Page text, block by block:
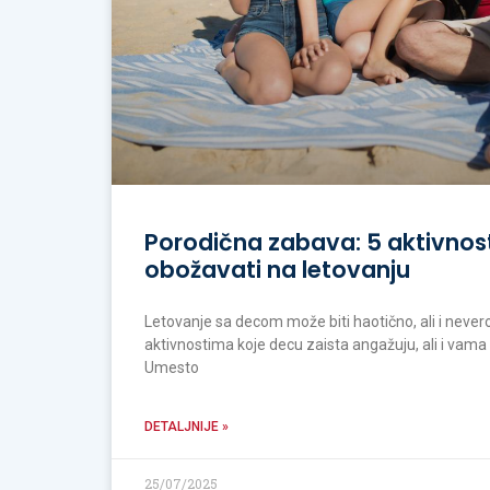
Porodična zabava: 5
obožavati na letovanju
Letovanje sa decom može biti haotično, ali i
aktivnostima koje decu zaista angažuju, ali i
Umesto
DETALJNIJE »
25/07/2025